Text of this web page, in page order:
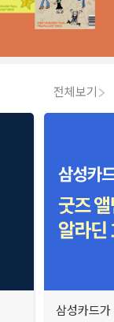
전체보기
삼성카드